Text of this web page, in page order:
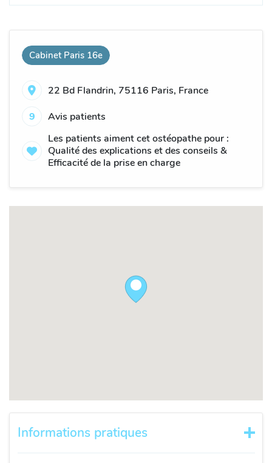
Cabinet Paris 16e
22 Bd Flandrin, 75116 Paris, France
9
Avis patients
Les patients aiment cet ostéopathe pour :
Qualité des explications et des conseils &
Efficacité de la prise en charge
Informations pratiques